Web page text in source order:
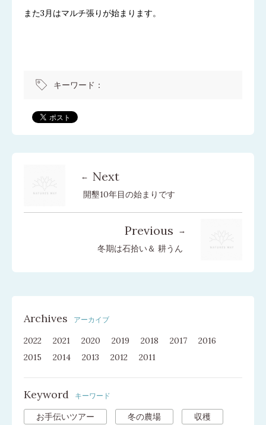
また3月はマルチ張りが始まります。
キーワード：
Next
開墾10年目の始まりです
Previous
冬期は石拾い＆ 耕うん
Archives アーカイブ
2022 2021 2020 2019 2018 2017
2016
2015
2014 2013 2012 2011
Keyword キーワード
お手伝いツアー 冬の農場 収穫